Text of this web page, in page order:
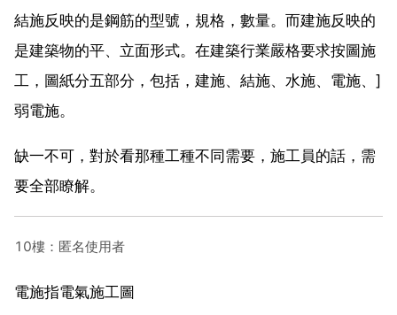
結施反映的是鋼筋的型號，規格，數量。而建施反映的
是建築物的平、立面形式。在建築行業嚴格要求按圖施
工，圖紙分五部分，包括，建施、結施、水施、電施、]
弱電施。
缺一不可，對於看那種工種不同需要，施工員的話，需
要全部瞭解。
10樓：匿名使用者
電施指電氣施工圖